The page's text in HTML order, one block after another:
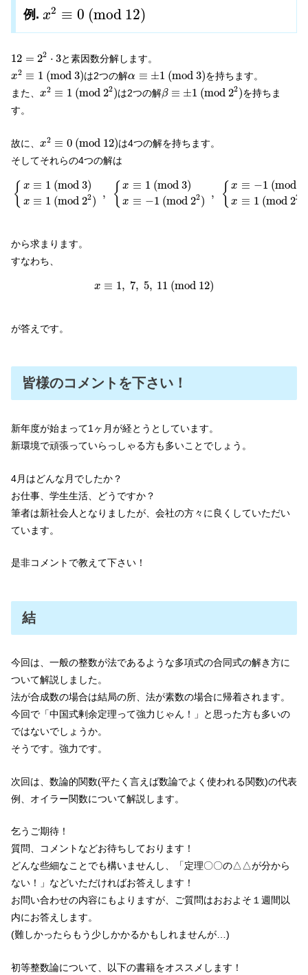
例. x2 ≡ 0 (mod 12)
2 ( m 12 )
12 = 22 ⋅ 3
12 2⋅3
と素因数分解します。
x2 ≡ 1 (mod 3)
2 ( m 3)
は2つの解α ≡ ±1 (mod 3)
(mo 3 )
を持ちます。
また、 x2 ≡ 1 (mod 22)
2 ( m 2 2)
は2つの解β ≡ ±1 (mod 22)
β≡ 1 (m 2 2)
を持ちま
す。
故に、 x2 ≡ 0 (mod 12)
2 ( m 12)
は4つの解を持ちます。
そしてそれらの4つの解は
{ x ≡ 1 (mod 3)
x ≡ 1 (mod 22)
, { x ≡ 1 (mod 3)
x ≡ −1 (mod 22)
, { x ≡ −1 (mod
x ≡ 1 (mod 22
x m o )x≡ o ), { 1 (m x≡ o d )
から求まります。
すなわち、
x ≡ 1, 7, 5, 11 (mod 12)
, , , 11 ( m 12)
が答えです。
皆様のコメントを下さい！
新年度が始まって1ヶ月が経とうとしています。
新環境で頑張っていらっしゃる方も多いことでしょう。
4月はどんな月でしたか？
お仕事、学生生活、どうですか？
筆者は新社会人となりましたが、会社の方々に良くしていただい
ています。
是非コメントで教えて下さい！
結
今回は、一般の整数が法であるような多項式の合同式の解き方に
ついて解説しました。
法が合成数の場合は結局の所、法が素数の場合に帰着されます。
今回で「中国式剰余定理って強力じゃん！」と思った方も多いの
ではないでしょうか。
そうです。強力です。
次回は、数論的関数(平たく言えば数論でよく使われる関数)の代表
例、オイラー関数について解説します。
乞うご期待！
質問、コメントなどお待ちしております！
どんな些細なことでも構いませんし、「定理〇〇の△△が分から
ない！」などいただければお答えします！
お問い合わせの内容にもよりますが、ご質問はおおよそ１週間以
内にお答えします。
(難しかったらもう少しかかるかもしれませんが…)
初等整数論について、以下の書籍をオススメします！